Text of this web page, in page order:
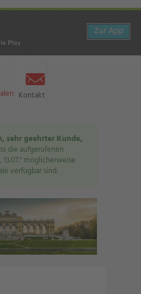
Kontakt
sehr geehrter Kunde,
die aufgerufenen
möglicherweise
verfügbar sind.
Play
Zur App